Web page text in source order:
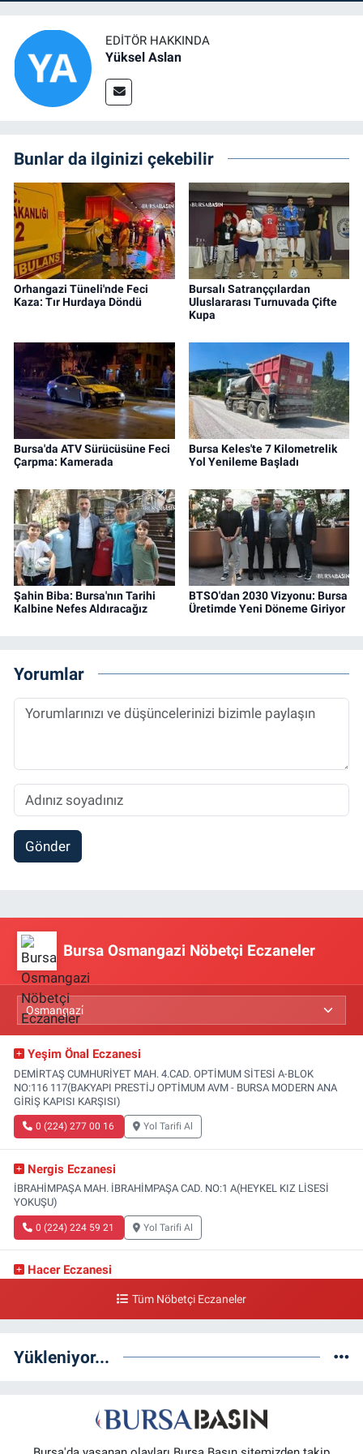
EDITÖR HAKKINDA
Yüksel Aslan
Bunlar da ilginizi çekebilir
Orhangazi Tüneli'nde Feci
Kaza: Tır Hurdaya Döndü
Bursalı Satranççılardan
Uluslararası Turnuvada Çifte
Kupa
Bursa'da ATV Sürücüsüne Feci
Çarpma: Kamerada
Bursa Keles'te 7 Kilometrelik
Yol Yenileme Başladı
Şahin Biba: Bursa'nın Tarihi
Kalbine Nefes Aldıracağız
BTSO'dan 2030 Vizyonu: Bursa
Üretimde Yeni Döneme Giriyor
Yorumlar
Gönder
Bursa Osmangazi Nöbetçi Eczaneler
Yeşim Önal Eczanesi
DEMİRTAŞ CUMHURİYET MAH. 4.CAD. OPTİMUM SİTESİ A-BLOK
NO:116 117(BAKYAPI PRESTİJ OPTİMUM AVM - BURSA MODERN ANA
GİRİŞ KAPISI KARŞISI)
0 (224) 277 00 16 Yol Tarifi Al
Nergis Eczanesi
İBRAHİMPAŞA MAH. İBRAHİMPAŞA CAD. NO:1 A(HEYKEL KIZ LİSESİ
YOKUŞU)
0 (224) 224 59 21 Yol Tarifi Al
Hacer Eczanesi
Dereli Eczanesi
0 (224) 999 55 01 Yol Tarifi Al
Tüm Nöbetçi Eczaneler
Yükleniyor...